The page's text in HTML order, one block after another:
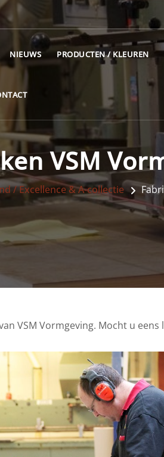
NIEUWS PRODUCTEN / KLEUREN
VSM
/ Excellence & A-collectie
VSM Vormgeving. Mocht u